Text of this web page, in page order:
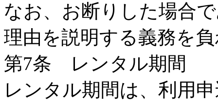
なお、お断りした場合
理由を説明する義務を
第7条 レンタル期間
レンタル期間は、利用